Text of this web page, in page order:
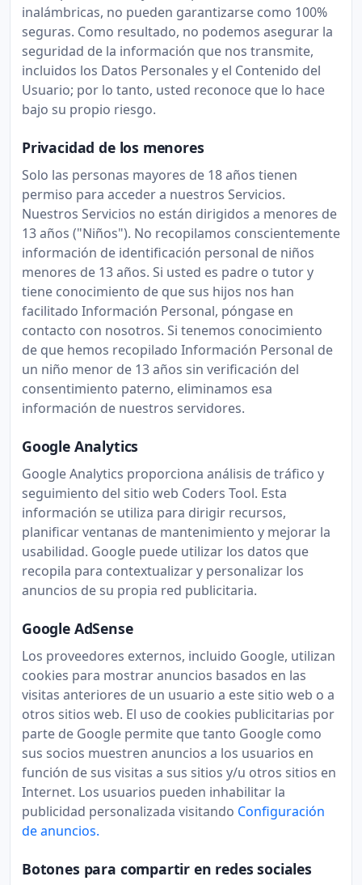
inalámbricas, no pueden garantizarse como 100%
seguras. Como resultado, no podemos asegurar la
seguridad de la información que nos transmite,
incluidos los Datos Personales y el Contenido del
Usuario; por lo tanto, usted reconoce que lo hace
bajo su propio riesgo.
Privacidad de los menores
Solo las personas mayores de 18 años tienen
permiso para acceder a nuestros Servicios.
Nuestros Servicios no están dirigidos a menores de
13 años ("Niños"). No recopilamos conscientemente
información de identificación personal de niños
menores de 13 años. Si usted es padre o tutor y
tiene conocimiento de que sus hijos nos han
facilitado Información Personal, póngase en
contacto con nosotros. Si tenemos conocimiento
de que hemos recopilado Información Personal de
un niño menor de 13 años sin verificación del
consentimiento paterno, eliminamos esa
información de nuestros servidores.
Google Analytics
Google Analytics proporciona análisis de tráfico y
seguimiento del sitio web Coders Tool. Esta
información se utiliza para dirigir recursos,
planificar ventanas de mantenimiento y mejorar la
usabilidad. Google puede utilizar los datos que
recopila para contextualizar y personalizar los
anuncios de su propia red publicitaria.
Google AdSense
Los proveedores externos, incluido Google, utilizan
cookies para mostrar anuncios basados en las
visitas anteriores de un usuario a este sitio web o a
otros sitios web. El uso de cookies publicitarias por
parte de Google permite que tanto Google como
sus socios muestren anuncios a los usuarios en
función de sus visitas a sus sitios y/u otros sitios en
Internet. Los usuarios pueden inhabilitar la
publicidad personalizada visitando Configuración
de anuncios.
Botones para compartir en redes sociales